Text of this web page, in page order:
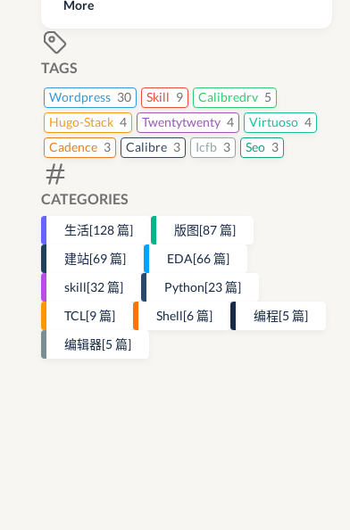
More
TAGS
Wordpress 30 Skill 9 Calibredrv 5
Hugo-Stack 4 Twentytwenty 4 Virtuoso 4
Cadence 3 Calibre 3 Icfb 3 Seo 3
CATEGORIES
生活[128 篇] 版图[87 篇]
建站[69 篇] EDA[66 篇]
skill[32 篇] Python[23 篇]
TCL[9 篇] Shell[6 篇] 编程[5 篇]
编辑器[5 篇]